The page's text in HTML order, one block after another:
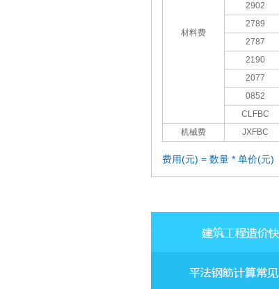
材料费
2902
2789
2787
2190
2077
0852
CLFBC
机械费
JXFBC
费用(元) = 数量 * 单价(元)